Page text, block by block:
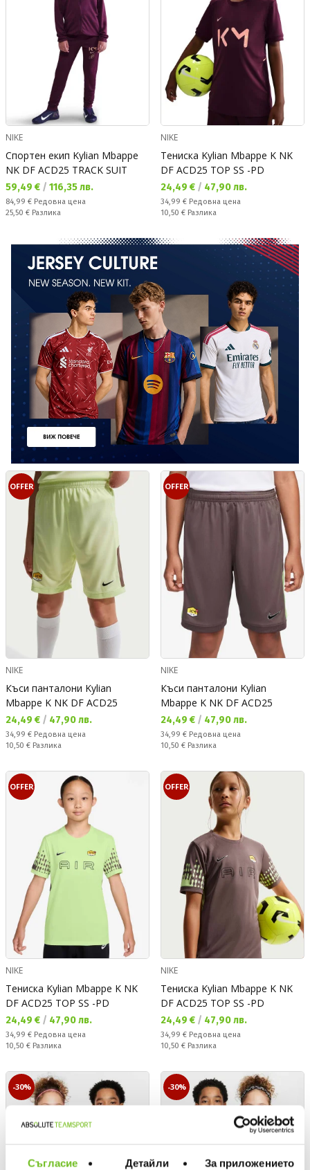
Съгласие Детайли За приложението
NIKE
Спортен екип Kylian Mbappe
NK DF ACD25 TRACK SUIT
Текуща цена:
59,49 € / 116,35 лв.
Редовна цена:
84,99 € Редовна цена
Спестявате:
25,50 € Разлика
NIKE
Тениска Kylian Mbappe K NK
DF ACD25 TOP SS -PD
Текуща цена:
24,49 € / 47,90 лв.
Редовна цена:
34,99 € Редовна цена
Спестявате:
10,50 € Разлика
OFFER
NIKE
Къси панталони Kylian
Mbappe K NK DF ACD25
Текуща цена:
24,49 € / 47,90 лв.
Редовна цена:
34,99 € Редовна цена
Спестявате:
10,50 € Разлика
OFFER
NIKE
Къси панталони Kylian
Mbappe K NK DF ACD25
Текуща цена:
24,49 € / 47,90 лв.
Редовна цена:
34,99 € Редовна цена
Спестявате:
10,50 € Разлика
OFFER
NIKE
Тениска Kylian Mbappe K NK
DF ACD25 TOP SS -PD
Текуща цена:
24,49 € / 47,90 лв.
Редовна цена:
34,99 € Редовна цена
Спестявате:
10,50 € Разлика
OFFER
NIKE
Тениска Kylian Mbappe K NK
DF ACD25 TOP SS -PD
Текуща цена:
24,49 € / 47,90 лв.
Редовна цена:
34,99 € Редовна цена
Спестявате:
10,50 € Разлика
-30% -30%